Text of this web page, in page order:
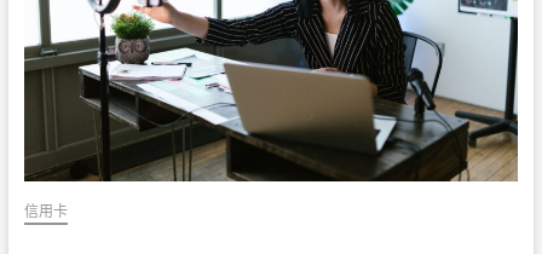
信用卡